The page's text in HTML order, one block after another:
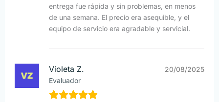
entrega fue rápida y sin problemas, en menos
de una semana. El precio era asequible, y el
equipo de servicio era agradable y servicial.
Violeta Z.
Evaluador
20/08/2025